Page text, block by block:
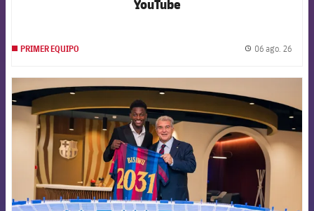
YouTube
PRIMER EQUIPO 06 ago. 26